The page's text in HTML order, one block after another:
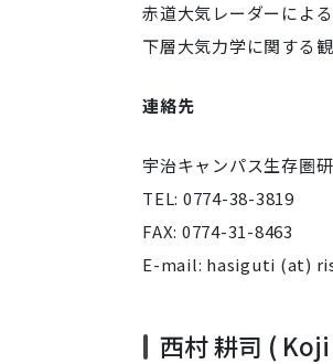
赤道大気レーダーによ
下層大気力学に関する
連絡先
宇治キャンパス生存圏
TEL: 0774-38-3819
FAX: 0774-31-8463
E-mail: hasiguti (at)
西村 耕司 (